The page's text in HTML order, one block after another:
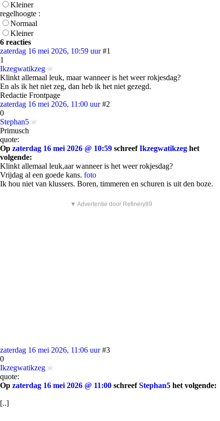
Kleiner
regelhoogte :
Normaal
Kleiner
6 reacties
zaterdag 16 mei 2026, 10:59 uur #1
1
Ikzegwatikzeg
Klinkt allemaal leuk, maar wanneer is het weer rokjesdag?
En als ik het niet zeg, dan heb ik het niet gezegd.
Redactie Frontpage
zaterdag 16 mei 2026, 11:00 uur #2
0
Stephan5
Primusch
quote:
Op zaterdag 16 mei 2026 @ 10:59 schreefIkzegwatikzeg het
volgende:
Klinkt allemaal leuk,aar wanneer is het weer rokjesdag?
Vrijdag al een goede kans. foto
Ik hou niet van klussers. Boren, timmeren en schuren is uit den boze.
▼ Advertentie door Refinery89
zaterdag 16 mei 2026, 11:06 uur #3
0
Ikzegwatikzeg
quote:
Op zaterdag 16 mei 2026 @ 11:00 schreefStephan5 het volgende:
[..]